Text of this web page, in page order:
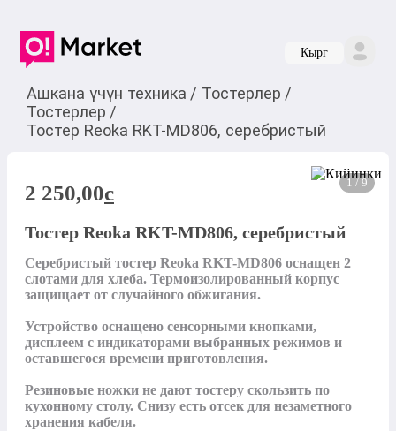
Кырг
Ашкана үчүн техника / Тостерлер /
Тостерлер /
Тостер Reoka RKT-MD806, серебристый
1 / 9
2 250,00c
Тостер Reoka RKT-MD806, серебристый
Серебристый тостер Reoka RKT-MD806 оснащен 2
слотами для хлеба. Термоизолированный корпус
защищает от случайного обжигания.
Устройство оснащено сенсорными кнопками,
дисплеем с индикаторами выбранных режимов и
оставшегося времени приготовления.
Резиновые ножки не дают тостеру скользить по
кухонному столу. Снизу есть отсек для незаметного
хранения кабеля.